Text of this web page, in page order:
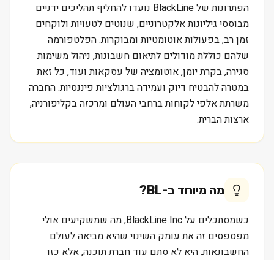
הפתרונות של BlackLine נועדו להחליף תהליכים ידניים
מבוססי גיליונות אלקטרוניים, שנוטים לטעויות ולוקחים
זמן רב, בפעולות אוטומטיות ומבוקרות. הפלטפורמה
שלהם כוללת מודולים לתיאום חשבונות, ניהול משימות
סגירה, בקרת יומן, אוטומציה של עסקאות ועוד, כל זאת
במטרה להבטיח דיוק ועמידה ברגולציות פיננסיות. החברה
משרתת אלפי לקוחות ברחבי העולם ומרכזה בקליפורניה,
ארצות הברית.
מה מיוחד ב-BL
?
כשמסתכלים על BlackLine Inc, מה שמשקיעים אולי
מפספסים זה את עומק השינוי שהיא מביאה לעולם
החשבונאות. היא לא סתם עוד חברת תוכנה, אלא כזו